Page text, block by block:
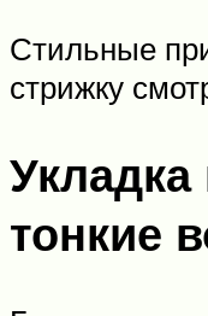
Стильные
стрижку
Укладка
тонкие